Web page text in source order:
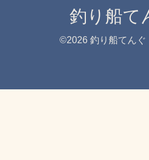
釣り船
©2026 釣り船てん